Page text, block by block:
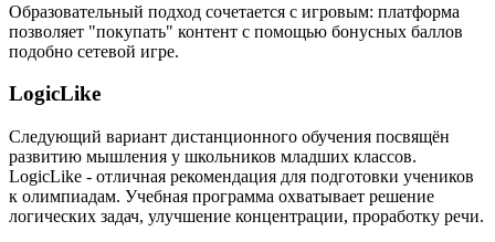
Образовательный подход сочетается с игровым: платформа
позволяет "покупать" контент с помощью бонусных баллов
подобно сетевой игре.
LogicLike
Следующий вариант дистанционного обучения посвящён
развитию мышления у школьников младших классов.
LogicLike - отличная рекомендация для подготовки учеников
к олимпиадам. Учебная программа охватывает решение
логических задач, улучшение концентрации, проработку речи.